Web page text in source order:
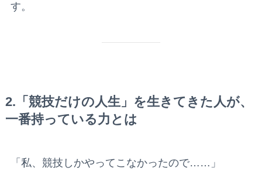
す。
2.「競技だけの人生」を生きてきた人が、
一番持っている力とは
「私、競技しかやってこなかったので……」